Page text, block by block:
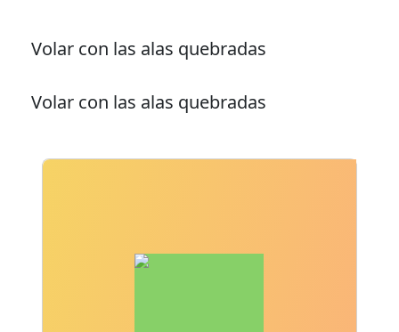
Volar con las alas quebradas
Volar con las alas quebradas